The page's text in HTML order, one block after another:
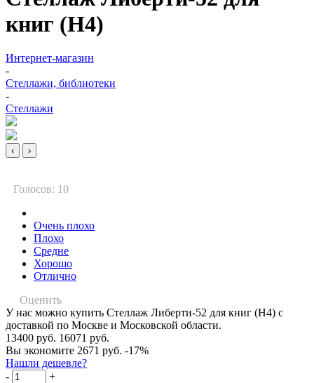
книг (Н4)
Интернет-магазин
-
Стеллажи, библиотеки
-
Стеллажи
‹ ›
Голосов: 10
Очень плохо
Плохо
Средне
Хорошо
Отлично
Оценить
У нас можно купить Стеллаж Либерти-52 для книг (Н4) с
доставкой по Москве и Московской области.
13400 руб. 16071 руб.
Вы экономите 2671 руб. -17%
Нашли дешевле?
-
+